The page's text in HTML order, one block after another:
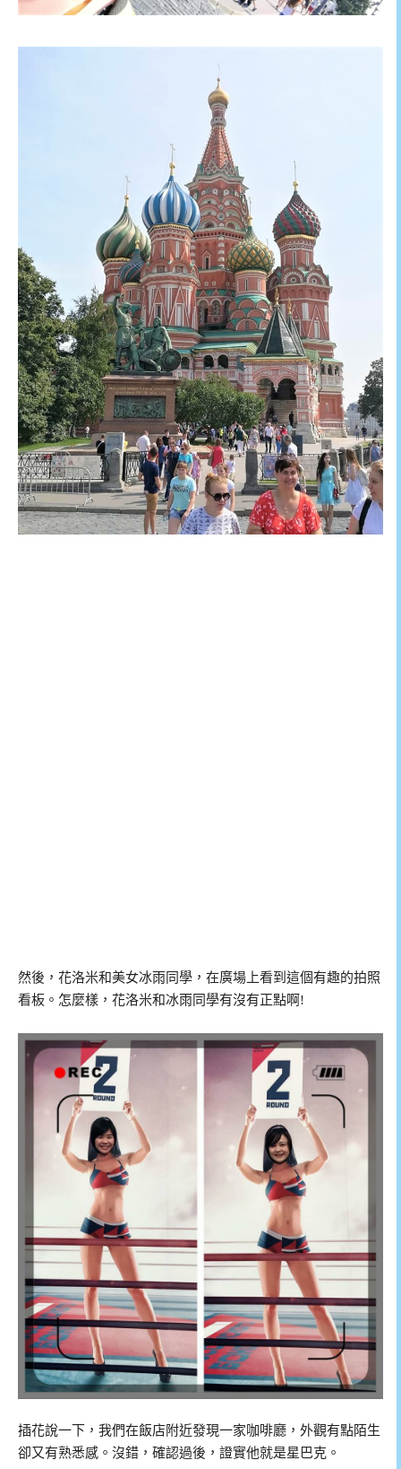
然後，花洛米和美女冰雨同學，在廣場上看到這個有趣的拍照
看板。怎麼樣，花洛米和冰雨同學有沒有正點啊!
插花說一下，我們在飯店附近發現一家咖啡廳，外觀有點陌生
卻又有熟悉感。沒錯，確認過後，證實他就是星巴克。